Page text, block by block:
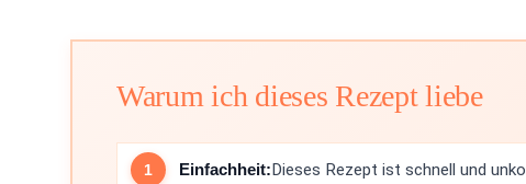
Warum ich dieses Rezept liebe
Einfachheit:Dieses Rezept ist schnell und